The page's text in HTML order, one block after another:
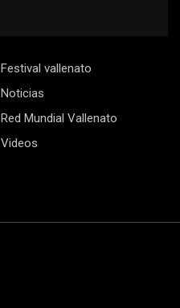
Festival vallenato
Noticias
Red Mundial Vallenato
Videos